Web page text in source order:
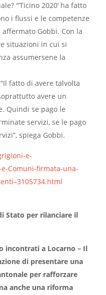
“’Ticino 2020’ ha fatto
i flussi e le competenze
Gobbi. Con la
situazioni in cui si
assumersene la
fatto di avere talvolta
avere un
Quindi se pago le
servizi, se le pago
spiega Gobbi.
e-
Comuni-firmata-una-
Stato per rilanciare il
incontrati a Locarno – Il
di presentare una
per rafforzare
anche una riforma